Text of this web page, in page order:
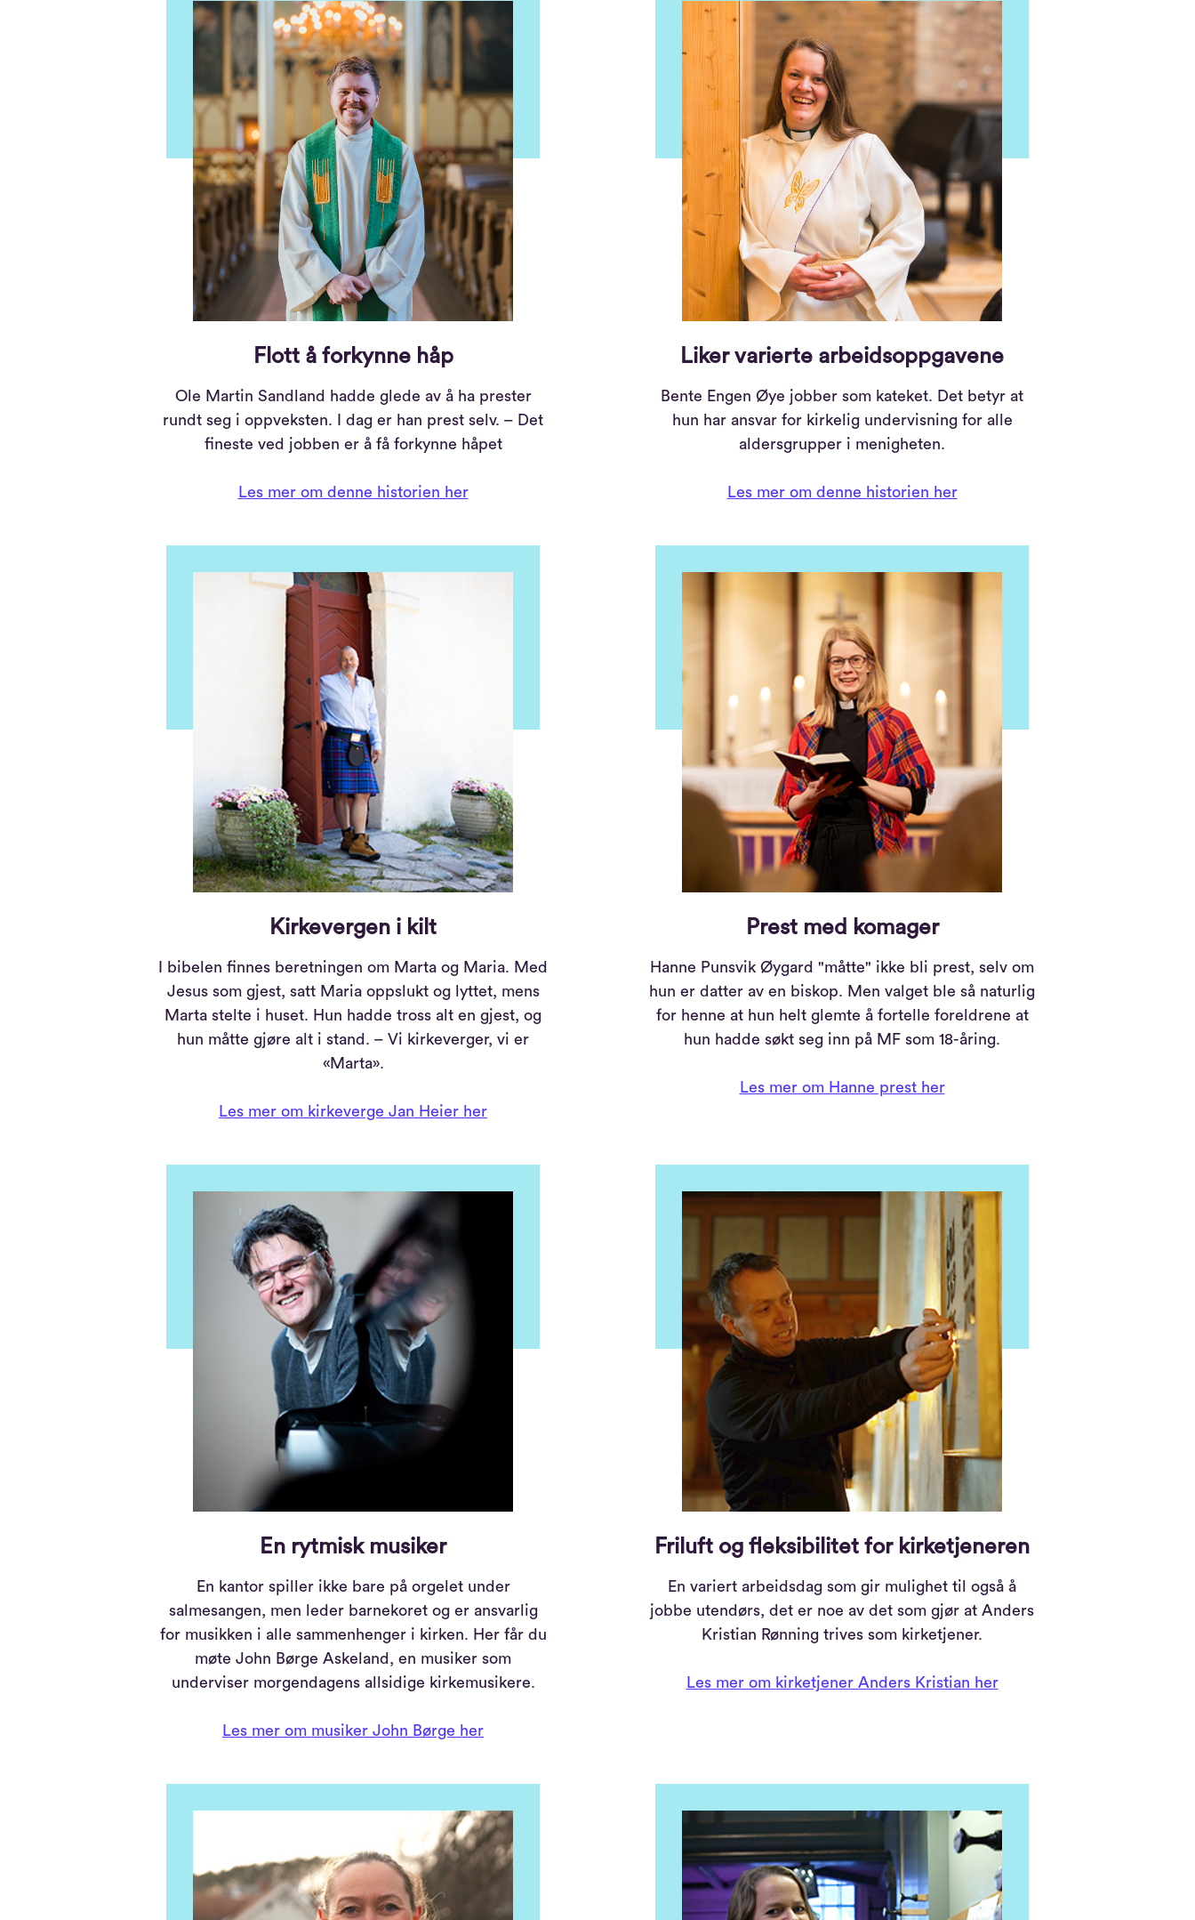
Flott å forkynne håp
Ole Martin Sandland hadde glede av å ha prester
rundt seg i oppveksten. I dag er han prest selv. – Det
fineste ved jobben er å få forkynne håpet
Les mer om denne historien her
Liker varierte arbeidsoppgavene
Bente Engen Øye jobber som kateket. Det betyr at
hun har ansvar for kirkelig undervisning for alle
aldersgrupper i menigheten.
Les mer om denne historien her
Kirkevergen i kilt
I bibelen finnes beretningen om Marta og Maria. Med
Jesus som gjest, satt Maria oppslukt og lyttet, mens
Marta stelte i huset. Hun hadde tross alt en gjest, og
hun måtte gjøre alt i stand. – Vi kirkeverger, vi er
«Marta».
Les mer om kirkeverge Jan Heier her
Prest med komager
Hanne Punsvik Øygard "måtte" ikke bli prest, selv om
hun er datter av en biskop. Men valget ble så naturlig
for henne at hun helt glemte å fortelle foreldrene at
hun hadde søkt seg inn på MF som 18-åring.
Les mer om Hanne prest her
En rytmisk musiker
En kantor spiller ikke bare på orgelet under
salmesangen, men leder barnekoret og er ansvarlig
for musikken i alle sammenhenger i kirken. Her får du
møte John Børge Askeland, en musiker som
underviser morgendagens allsidige kirkemusikere.
Les mer om musiker John Børge her
Friluft og fleksibilitet for kirketjeneren
En variert arbeidsdag som gir mulighet til også å
jobbe utendørs, det er noe av det som gjør at Anders
Kristian Rønning trives som kirketjener.
Les mer om kirketjener Anders Kristian her